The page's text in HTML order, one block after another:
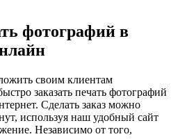
фотографий в
своим клиентам
заказать печать фотографий
Сделать заказ можно
используя наш удобный сайт
Независимо от того,